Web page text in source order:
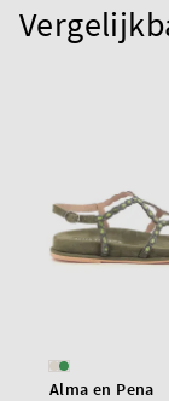
Alma en Pena